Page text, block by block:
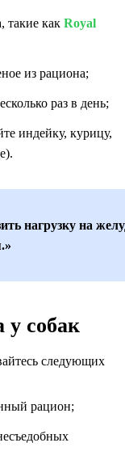
такие как Royal
из рациона;
раз в день;
индейку, курицу,
нагрузку на
у собак
следующих
рацион;